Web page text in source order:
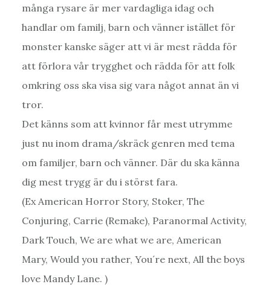
många rysare är mer vardagliga idag och
handlar om familj, barn och vänner istället för
monster kanske säger att vi är mest rädda för
att förlora vår trygghet och rädda för att folk
omkring oss ska visa sig vara något annat än vi
tror.
Det känns som att kvinnor får mest utrymme
just nu inom drama/skräck genren med tema
om familjer, barn och vänner. Där du ska känna
dig mest trygg är du i störst fara.
(Ex American Horror Story, Stoker, The
Conjuring, Carrie (Remake), Paranormal Activity,
Dark Touch, We are what we are, American
Mary, Would you rather, You´re next, All the boys
love Mandy Lane. )